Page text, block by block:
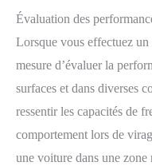
Évaluation des
Lorsque vous effectuez un
mesure d’évaluer la
surfaces et dans diverses
ressentir les capacités de
comportement lors de
une voiture dans une